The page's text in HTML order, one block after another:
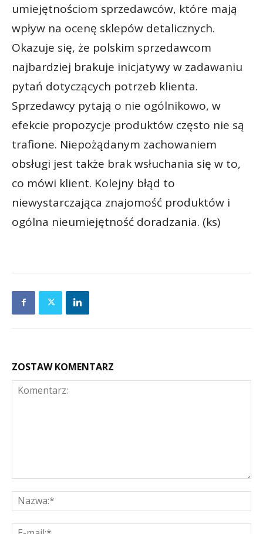
umiejętnościom sprzedawców, które mają
wpływ na ocenę sklepów detalicznych.
Okazuje się, że polskim sprzedawcom
najbardziej brakuje inicjatywy w zadawaniu
pytań dotyczących potrzeb klienta.
Sprzedawcy pytają o nie ogólnikowo, w
efekcie propozycje produktów często nie są
trafione. Niepożądanym zachowaniem
obsługi jest także brak wsłuchania się w to,
co mówi klient. Kolejny błąd to
niewystarczająca znajomość produktów i
ogólna nieumiejętność doradzania. (ks)
ZOSTAW KOMENTARZ